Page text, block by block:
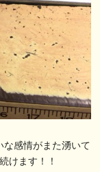
感情がまた湧いて
けます！！